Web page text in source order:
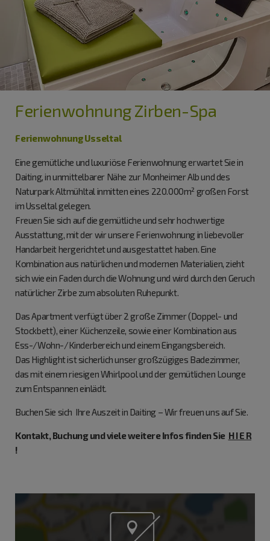
Ferienwohnung Zirben-Spa
Ferienwohnung Usseltal
Eine gemütliche und luxuriöse Ferienwohnung erwartet Sie in
Daiting, in unmittelbarer Nähe zur Monheimer Alb und des
Naturpark Altmühltal inmitten eines 220.000m² großen Forst
im Usseltal gelegen.
Freuen Sie sich auf die gemütliche und sehr hochwertige
Ausstattung, mit der wir unsere Ferienwohnung in liebevoller
Handarbeit hergerichtet und ausgestattet haben. Eine
Kombination aus natürlichen und modernen Materialien, zieht
sich wie ein Faden durch die Wohnung und wird durch den Geruch
natürlicher Zirbe zum absoluten Ruhepunkt.
Das Apartment verfügt über 2 große Zimmer (Doppel- und
Stockbett), einer Küchenzeile, sowie einer Kombination aus
Ess-/Wohn-/Kinderbereich und einem Eingangsbereich.
Das Highlight ist sicherlich unser großzügiges Badezimmer,
das mit einem riesigen Whirlpool und der gemütlichen Lounge
zum Entspannen einlädt.
Buchen Sie sich Ihre Auszeit in Daiting – Wir freuen uns auf Sie.
Kontakt, Buchung und viele weitere Infos finden Sie H I E R
!